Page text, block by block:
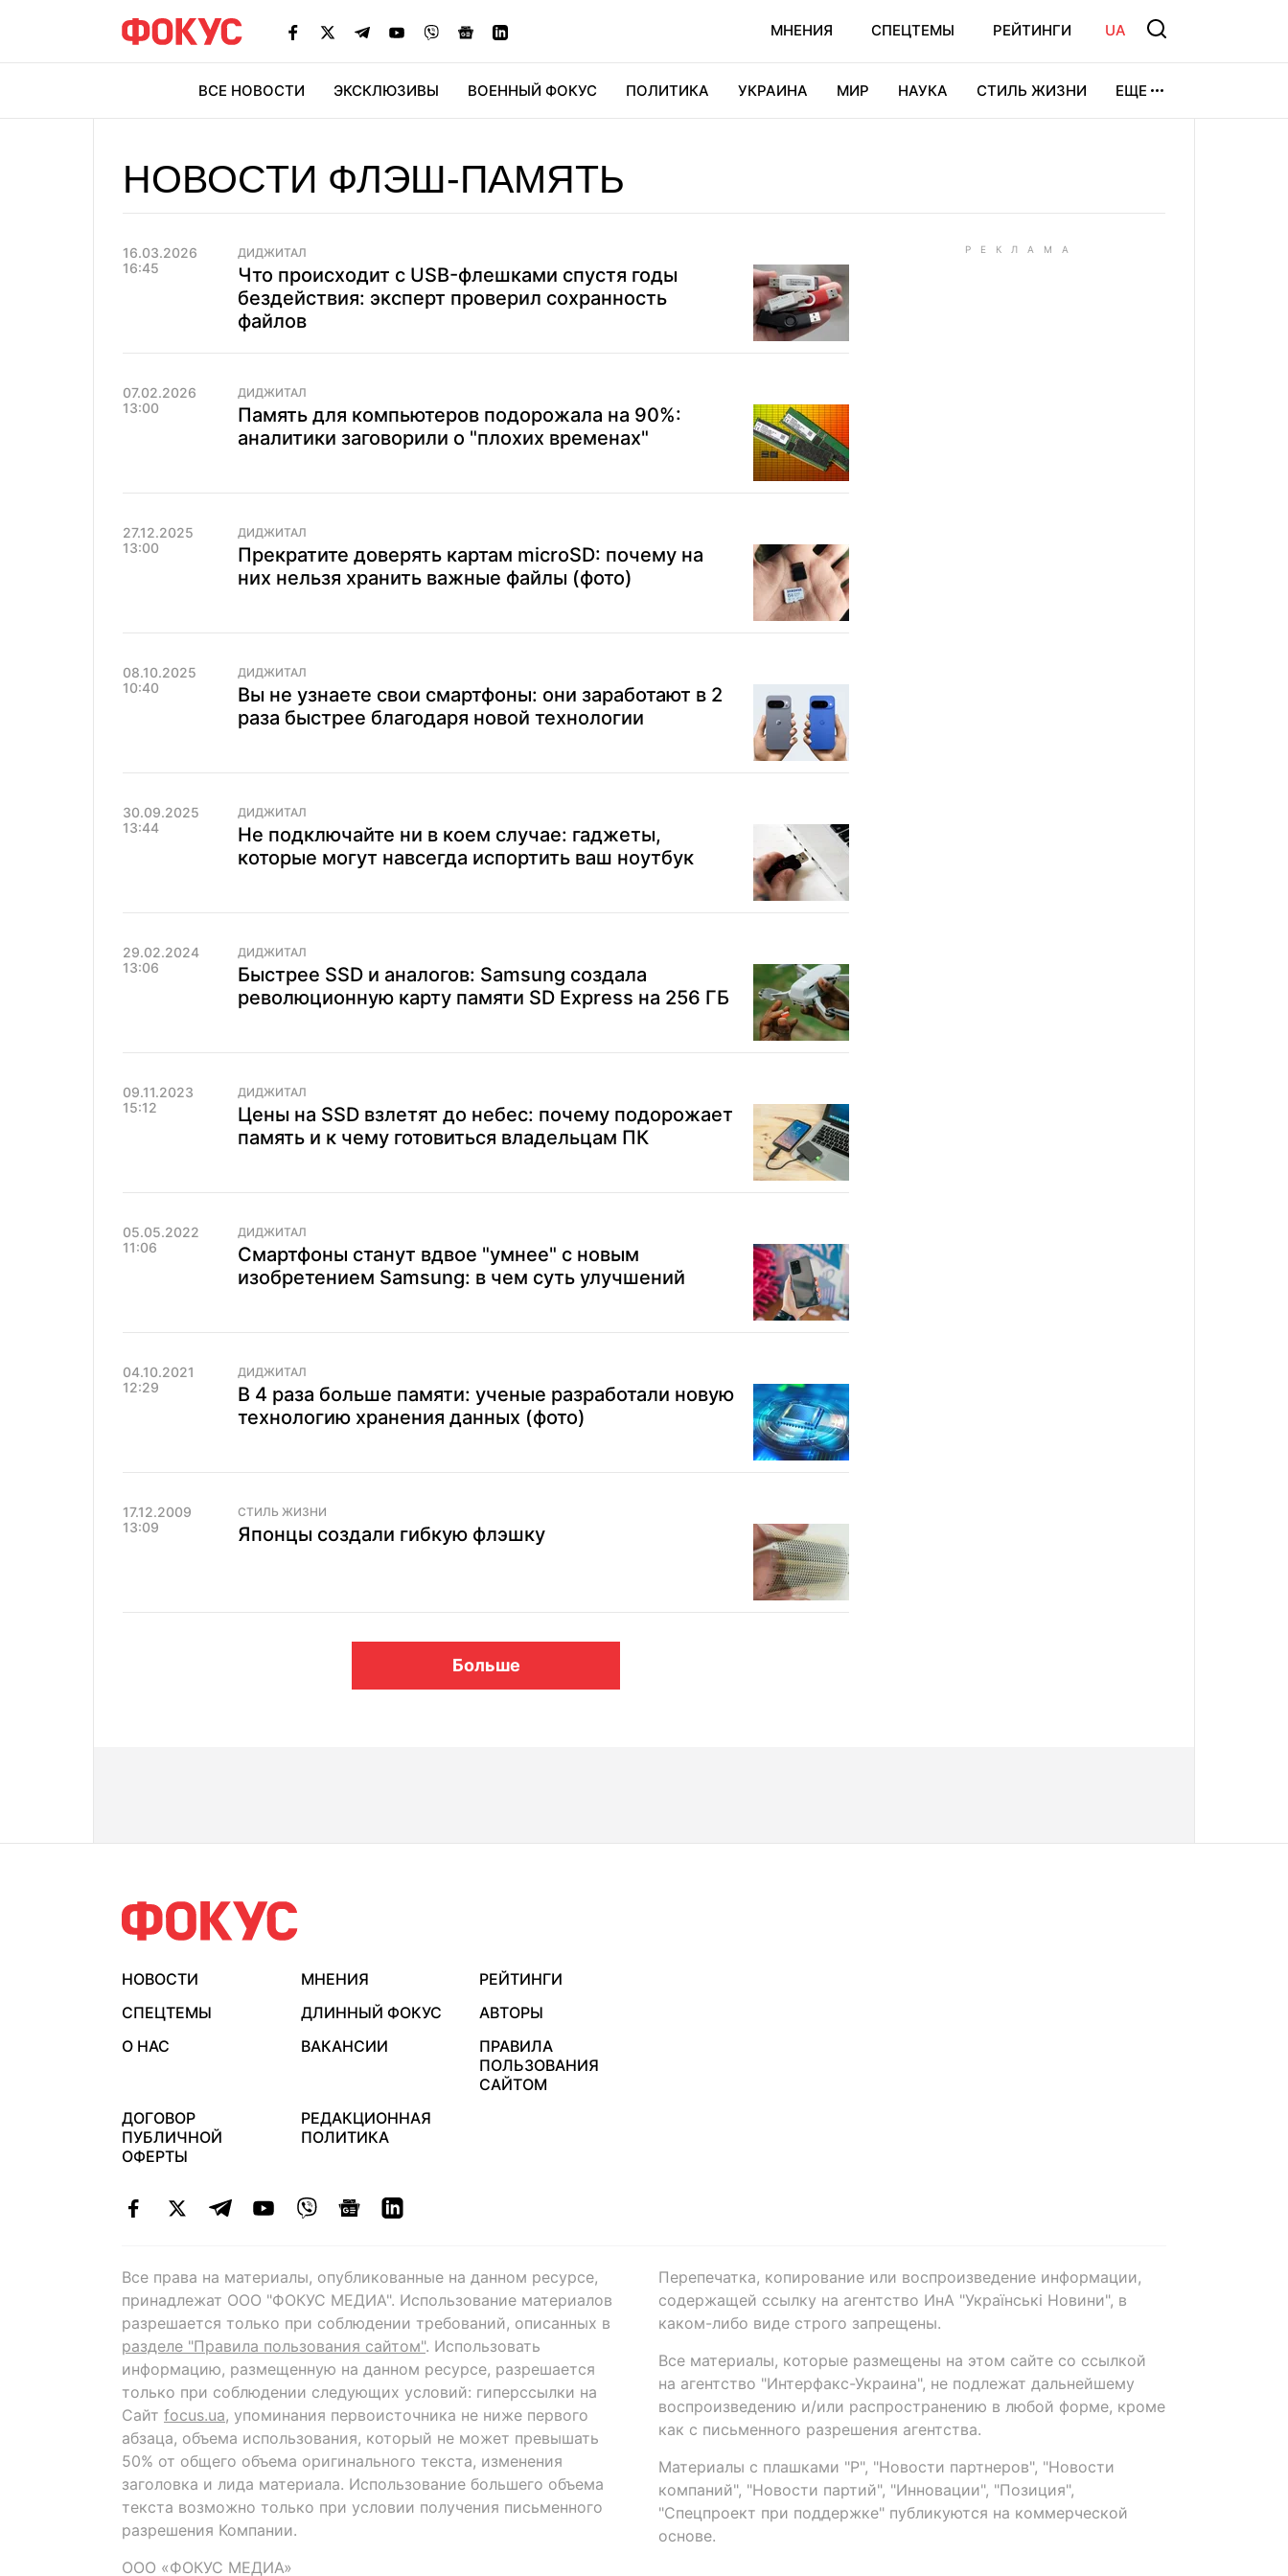
МНЕНИЯ СПЕЦТЕМЫ РЕЙТИНГИ UA
ВСЕ НОВОСТИ ЭКСКЛЮЗИВЫ ВОЕННЫЙ ФОКУС ПОЛИТИКА УКРАИНА МИР НАУКА СТИЛЬ ЖИЗНИ ЕЩЕ
НОВОСТИ ФЛЭШ-ПАМЯТЬ
16.03.2026
16:45
ДИДЖИТАЛ
Что происходит с USB-флешками спустя годы
бездействия: эксперт проверил сохранность
файлов
07.02.2026
13:00
ДИДЖИТАЛ
Память для компьютеров подорожала на 90%:
аналитики заговорили о "плохих временах"
27.12.2025
13:00
ДИДЖИТАЛ
Прекратите доверять картам microSD: почему на
них нельзя хранить важные файлы (фото)
08.10.2025
10:40
ДИДЖИТАЛ
Вы не узнаете свои смартфоны: они заработают в 2
раза быстрее благодаря новой технологии
30.09.2025
13:44
ДИДЖИТАЛ
Не подключайте ни в коем случае: гаджеты,
которые могут навсегда испортить ваш ноутбук
29.02.2024
13:06
ДИДЖИТАЛ
Быстрее SSD и аналогов: Samsung создала
революционную карту памяти SD Express на 256 ГБ
09.11.2023
15:12
ДИДЖИТАЛ
Цены на SSD взлетят до небес: почему подорожает
память и к чему готовиться владельцам ПК
05.05.2022
11:06
ДИДЖИТАЛ
Смартфоны станут вдвое "умнее" с новым
изобретением Samsung: в чем суть улучшений
04.10.2021
12:29
ДИДЖИТАЛ
В 4 раза больше памяти: ученые разработали новую
технологию хранения данных (фото)
17.12.2009
13:09
СТИЛЬ ЖИЗНИ
Японцы создали гибкую флэшку
Больше
НОВОСТИ МНЕНИЯ
РЕЙТИНГИ
СПЕЦТЕМЫ
ДЛИННЫЙ ФОКУС
АВТОРЫ
О НАС
ВАКАНСИИ
ПРАВИЛА
ПОЛЬЗОВАНИЯ
САЙТОМ
ДОГОВОР
ПУБЛИЧНОЙ
ОФЕРТЫ
РЕДАКЦИОННАЯ
ПОЛИТИКА
Все права на материалы, опубликованные на данном ресурсе,
принадлежат ООО "ФОКУС МЕДИА". Использование материалов
разрешается только при соблюдении требований, описанных в
разделе "Правила пользования сайтом". Использовать
информацию, размещенную на данном ресурсе, разрешается
только при соблюдении следующих условий: гиперссылки на
Сайт focus.ua, упоминания первоисточника не ниже первого
абзаца, объема использования, который не может превышать
50% от общего объема оригинального текста, изменения
заголовка и лида материала. Использование большего объема
текста возможно только при условии получения письменного
разрешения Компании.
ООО «ФОКУС МЕДИА»
Перепечатка, копирование или воспроизведение информации,
содержащей ссылку на агентство ИнА "Українські Новини", в
каком-либо виде строго запрещены.
Все материалы, которые размещены на этом сайте со ссылкой
на агентство "Интерфакс-Украина", не подлежат дальнейшему
воспроизведению и/или распространению в любой форме, кроме
как с письменного разрешения агентства.
Материалы с плашками "Р", "Новости партнеров", "Новости
компаний", "Новости партий", "Инновации", "Позиция",
"Спецпроект при поддержке" публикуются на коммерческой
основе.